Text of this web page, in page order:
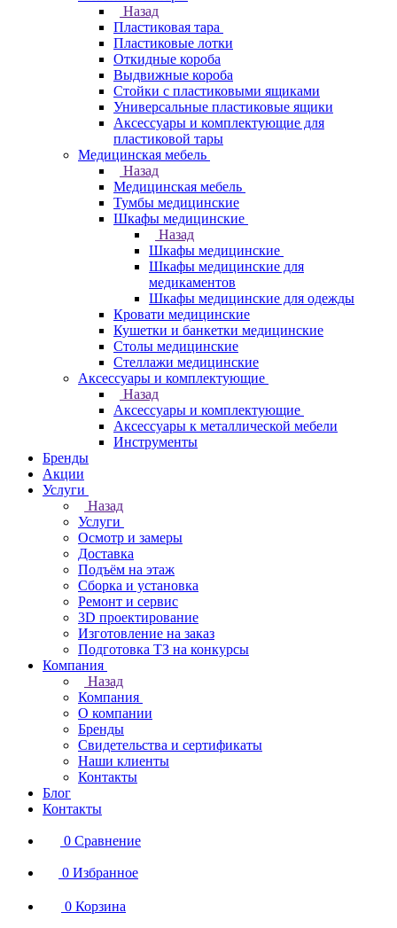
Назад
Пластиковая тара
Пластиковые лотки
Откидные короба
Выдвижные короба
Стойки с пластиковыми ящиками
Универсальные пластиковые ящики
Аксессуары и комплектующие для
пластиковой тары
Медицинская мебель
Назад
Медицинская мебель
Тумбы медицинские
Шкафы медицинские
Назад
Шкафы медицинские
Шкафы медицинские для
медикаментов
Шкафы медицинские для одежды
Кровати медицинские
Кушетки и банкетки медицинские
Столы медицинские
Стеллажи медицинские
Аксессуары и комплектующие
Назад
Аксессуары и комплектующие
Аксессуары к металлической мебели
Инструменты
Бренды
Акции
Услуги
Назад
Услуги
Осмотр и замеры
Доставка
Подъём на этаж
Сборка и установка
Ремонт и сервис
3D проектирование
Изготовление на заказ
Подготовка ТЗ на конкурсы
Компания
Назад
Компания
О компании
Бренды
Свидетельства и сертификаты
Наши клиенты
Контакты
Блог
Контакты
0 Сравнение
0 Избранное
0 Корзина